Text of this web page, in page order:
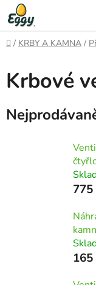
Přejít
na
obsah
Domů
/ KRBY A KAMNA /
Krbové
775
165